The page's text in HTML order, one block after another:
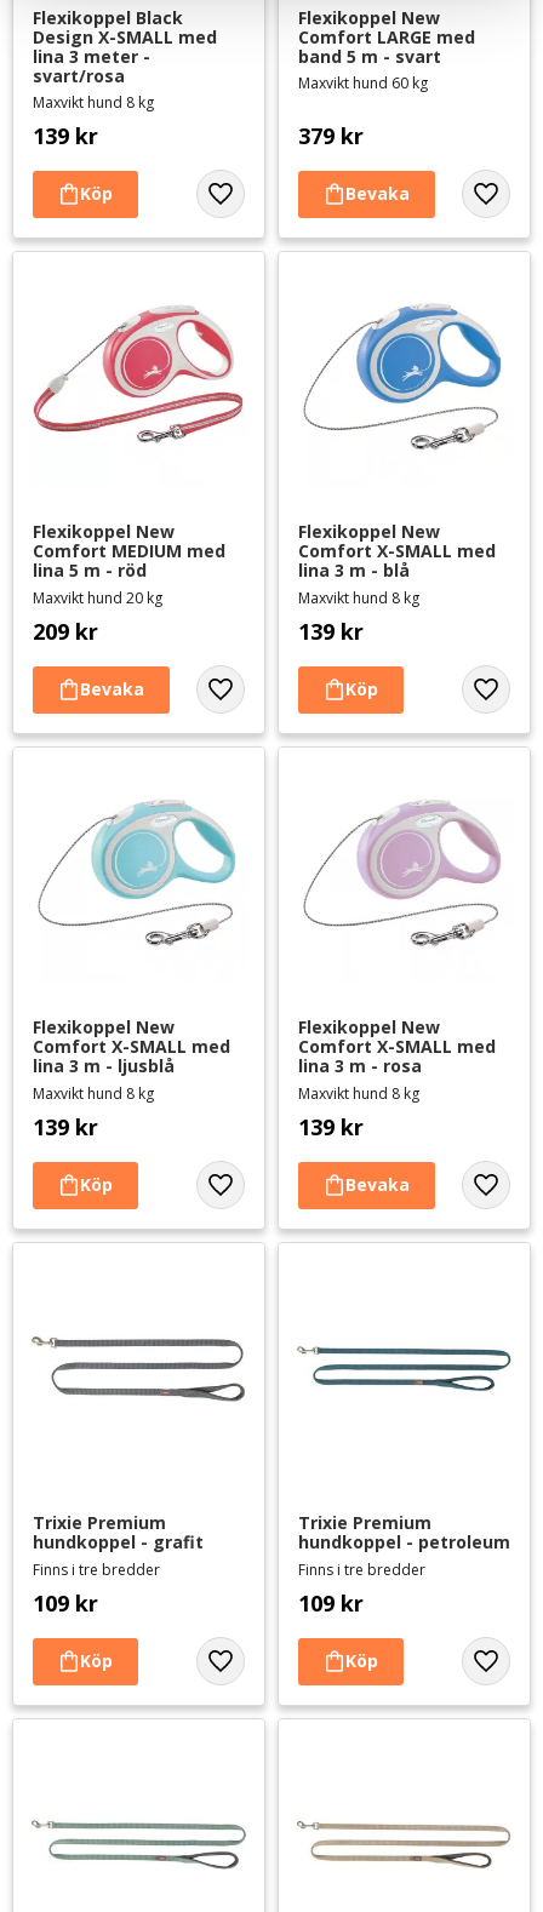
Flexikoppel Black
Design X-SMALL med
lina 3 meter -
svart/rosa
Maxvikt hund 8 kg
139 kr
Lägg till i favoriter
Flexikoppel New
Comfort LARGE med
band 5 m - svart
Maxvikt hund 60 kg
379 kr
Lägg
Flexikoppel New
Comfort MEDIUM med
lina 5 m - röd
Maxvikt hund 20 kg
209 kr
Lägg till i favoriter
Flexikoppel New
Comfort X-SMALL med
lina 3 m - blå
Maxvikt hund 8 kg
139 kr
Lägg
Flexikoppel New
Comfort X-SMALL med
lina 3 m - ljusblå
Maxvikt hund 8 kg
139 kr
Lägg till i favoriter
Flexikoppel New
Comfort X-SMALL med
lina 3 m - rosa
Maxvikt hund 8 kg
139 kr
Lägg
Trixie Premium
hundkoppel - grafit
Finns i tre bredder
109 kr
Lägg till i favoriter
Trixie Premium
hundkoppel - petroleum
Finns i tre bredder
109 kr
Lägg